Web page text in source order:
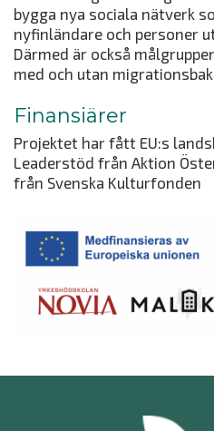
bygga nya sociala nätverk
nyfinländare och personer
Därmed är också
med och utan
Finansiärer
Projektet har fått EU:s
Leaderstöd från Aktion
från Svenska Kulturfonden